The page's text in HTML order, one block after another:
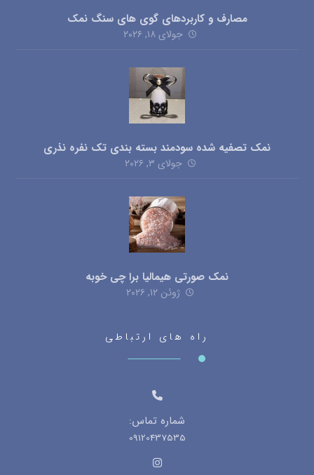
مصارف و کاربردهای گوی های سنگ نمک
جولای ۱۸, ۲۰۲۶
نمک تصفیه شده سودمند بسته بندی تک نفره نذری
جولای ۳, ۲۰۲۶
نمک صورتی هیمالیا برا چی خوبه
ژوئن ۱۲, ۲۰۲۶
راه های ارتباطی
شماره تماس:
09120437535